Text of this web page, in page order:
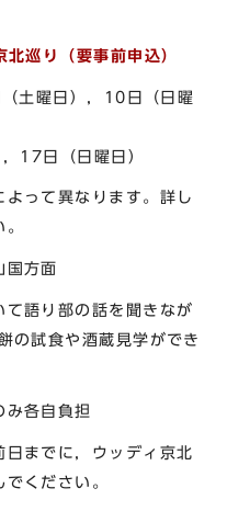
巡り（要事前申込）
曜日），10日（日曜
（日曜日）
なります。詳し
方面
り部の話を聞きなが
の試食や酒蔵見学ができ
各自負担
でに，ウッディ京北
ください。